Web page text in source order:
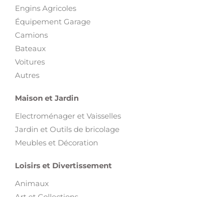
Engins Agricoles
Équipement Garage
Camions
Bateaux
Voitures
Autres
Maison et Jardin
Electroménager et Vaisselles
Jardin et Outils de bricolage
Meubles et Décoration
Loisirs et Divertissement
Animaux